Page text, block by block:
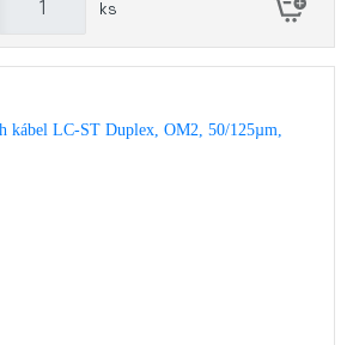
ks